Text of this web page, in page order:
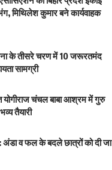
मिथिलेश कुमार बने कार्यवाहक
के तीसरे चरण में 10 जरूरतमंद
सामग्री
योगीराज चंचल बाबा आश्रम में गुरु
तैयारी
: अंडा व फल के बदले छात्रों को दी जा